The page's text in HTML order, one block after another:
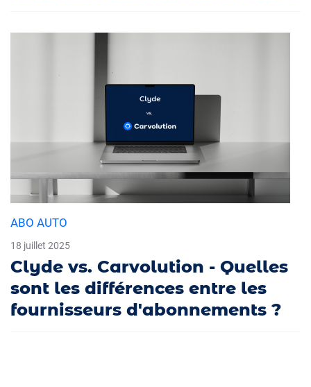
ABO AUTO
18 juillet 2025
Clyde vs. Carvolution - Quelles
sont les différences entre les
fournisseurs d'abonnements ?